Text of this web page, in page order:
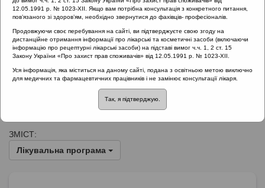
Рубрика:
Неврологічні захворювання
Назва:
Протокол надання медичної допомоги хворим з
лабіринтитом (периферичним кохлео-вестибулярним
ЗМІСТ:
Лікувальна програма
12.05.1991 р. № 1023-XII. Якщо вам потрібна консультація з конкретного питання,
пов’язаного зі здоров’ям, необхідно звернутися до фахівців- професіоналів.
Продовжуючи своє перебування на сайті, ви підтверджуєте свою згоду на
дистанційне отримання інформації про лікарські та косметичні засоби (включаючи
інформацію про рецептурні лікарські засоби) на підставі вимог ч.ч. 1, 2 ст. 15
Закону України «Про захист прав споживачів» від 12.05.1991 р. № 1023-XII.
Уся інформація, яка міститься на даному сайті, подана з освітньою метою виключно
для медичних та фармацевтичних працівників і не замінює консультації лікаря.
Так, я підтверджую.